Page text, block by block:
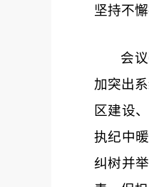
坚持不
会
加突出
区建设
执纪中
纠树并